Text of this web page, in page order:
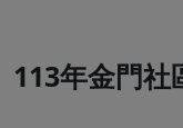
113年金門社